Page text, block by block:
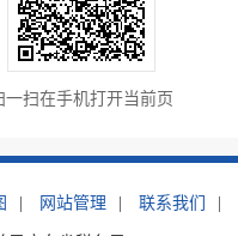
一扫在手机打开当前页
网站管理 联系我们